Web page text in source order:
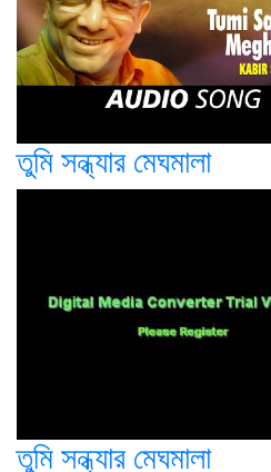
তুমি সন্ধ্যার মেঘমালা
তুমি সন্ধ্যার মেঘমালা